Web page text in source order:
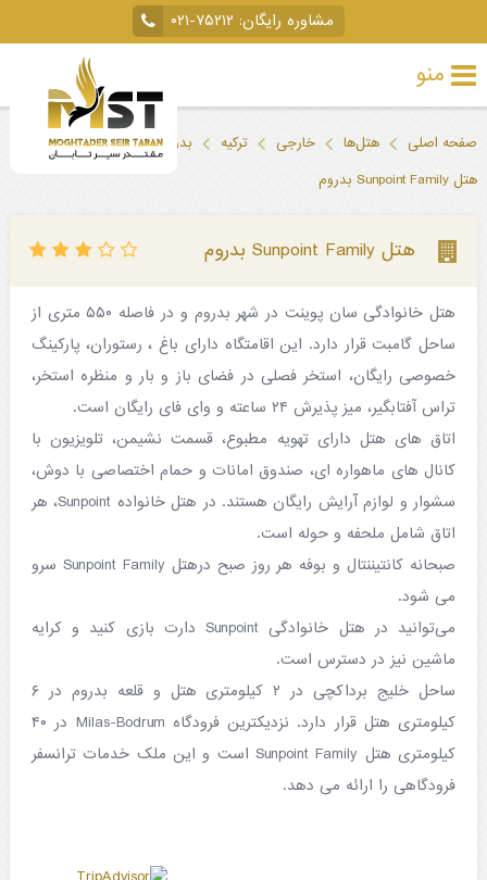
مشاوره رایگان: ۰۲۱-۷۵۲۱۲
منو
داخلی
لحظه
آخری
جاذبه‌های
گردشگری
صفحه اصلی هتل‌ها خارجی ترکیه
بدروم
هتل Sunpoint Family بدروم
هتل Sunpoint Family بدروم
هتل خانوادگی سان پوینت در شهر بدروم و در فاصله ۵۵۰ متری از
ساحل گامبت قرار دارد. این اقامتگاه دارای باغ ، رستوران، پارکینگ
خصوصی رایگان، استخر فصلی در فضای باز و بار و منظره استخر،
تراس آفتابگیر، میز پذیرش ۲۴ ساعته و وای فای رایگان است.
اتاق های هتل دارای تهویه مطبوع، قسمت نشیمن، تلویزیون با
کانال های ماهواره ای، صندوق امانات و حمام اختصاصی با دوش،
سشوار و لوازم آرایش رایگان هستند. در هتل خانواده Sunpoint، هر
اتاق شامل ملحفه و حوله است.
صبحانه کانتیننتال و بوفه هر روز صبح درهتل Sunpoint Family سرو
می شود.
می‌توانید در هتل خانوادگی Sunpoint دارت بازی کنید و کرایه
ماشین نیز در دسترس است.
ساحل خلیج برداکچی در ۲ کیلومتری هتل و قلعه بدروم در ۶
کیلومتری هتل قرار دارد. نزدیکترین فرودگاه Milas-Bodrum در ۴۰
کیلومتری هتل Sunpoint Family است و این ملک خدمات ترانسفر
فرودگاهی را ارائه می دهد.